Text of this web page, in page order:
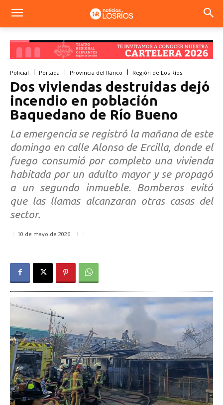
Policial Portada Provincia del Ranco Región de Los Ríos
Dos viviendas destruidas dejó
incendio en población
Baquedano de Río Bueno
La emergencia se registró la mañana de este
domingo en calle Alonso de Ercilla, donde el
fuego consumió por completo una vivienda
habitada por un adulto mayor y se propagó
a un segundo inmueble. Bomberos evitó
que las llamas alcanzaran otras casas del
sector.
10 de mayo de 2026